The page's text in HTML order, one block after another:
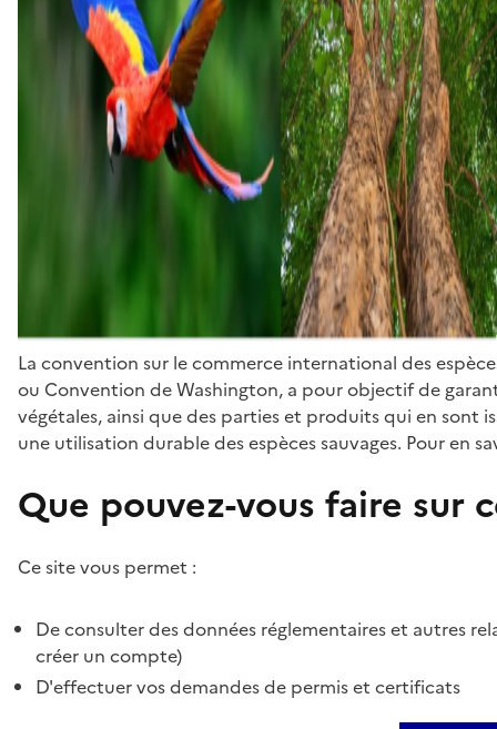
La convention sur le commerce international des
ou Convention de Washington, a pour objectif de
végétales, ainsi que des parties et produits qui en sont
une utilisation durable des espèces sauvages. Pour en
Que pouvez-vous faire sur
Ce site vous permet :
De consulter des données réglementaires et autres
créer un compte)
D'effectuer vos demandes de permis et certificats